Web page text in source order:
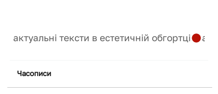
актуальні тексти в естетичній обгортці
Часописи